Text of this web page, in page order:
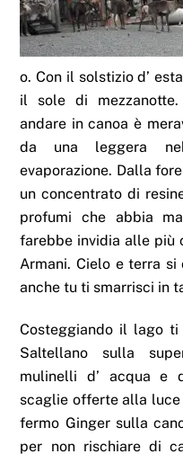
o. Con il solstizio d’
il sole di
andare in canoa è
da una leggera
evaporazione. Dalla
un concentrato di
profumi che abbia
farebbe invidia alle più
Armani. Cielo e terra
anche tu ti smarrisci in
Costeggiando il lago
Saltellano sulla
mulinelli d’ acqua e
scaglie offerte alla
fermo Ginger sulla
per non rischiare di